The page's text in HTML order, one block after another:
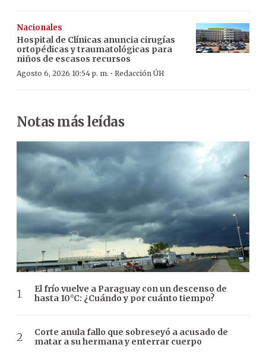
Nacionales
Hospital de Clínicas anuncia cirugías
ortopédicas y traumatológicas para
niños de escasos recursos
Agosto 6, 2026 10:54 p. m. · Redacción ÚH
Notas más leídas
El frío vuelve a Paraguay con un descenso de
hasta 10°C: ¿Cuándo y por cuánto tiempo?
Corte anula fallo que sobreseyó a acusado de
matar a su hermana y enterrar cuerpo